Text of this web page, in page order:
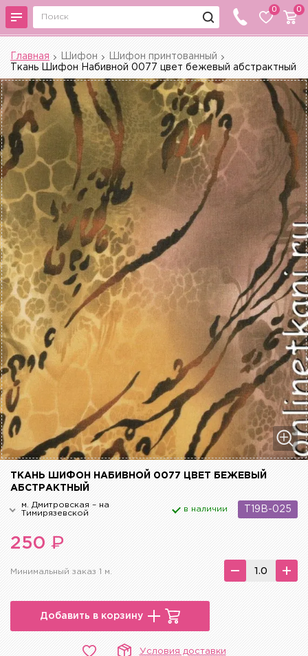
0 0
Главная Шифон
Шифон принтованный
Ткань Шифон Набивной 0077 цвет бежевый абстрактный
ТКАНЬ ШИФОН НАБИВНОЙ 0077 ЦВЕТ БЕЖЕВЫЙ
АБСТРАКТНЫЙ
м. Дмитровская – на
Тимирязевской
в наличии T19B-025
250 ₽
Минимальный заказ 1 м.
Добавить в корзину
Условия доставки